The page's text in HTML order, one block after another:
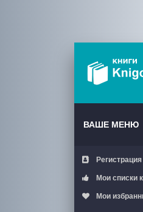
ВАШЕ МЕНЮ
Мои списки
Мои